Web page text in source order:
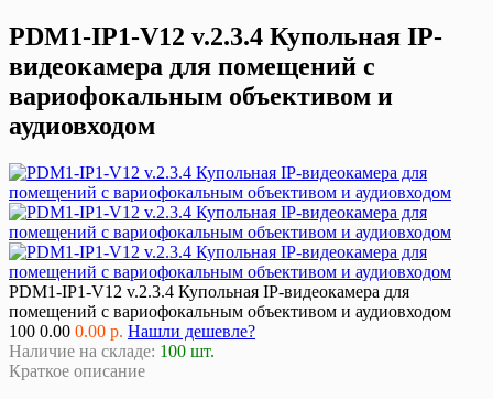
PDM1-IP1-V12 v.2.3.4 Купольная IP-
видеокамера для помещений с
вариофокальным объективом и
аудиовходом
PDM1-IP1-V12 v.2.3.4 Купольная IP-видеокамера для
помещений с вариофокальным объективом и аудиовходом
100 0.00 0.00 р. Нашли дешевле?
Наличие на складе: 100 шт.
Краткое описание